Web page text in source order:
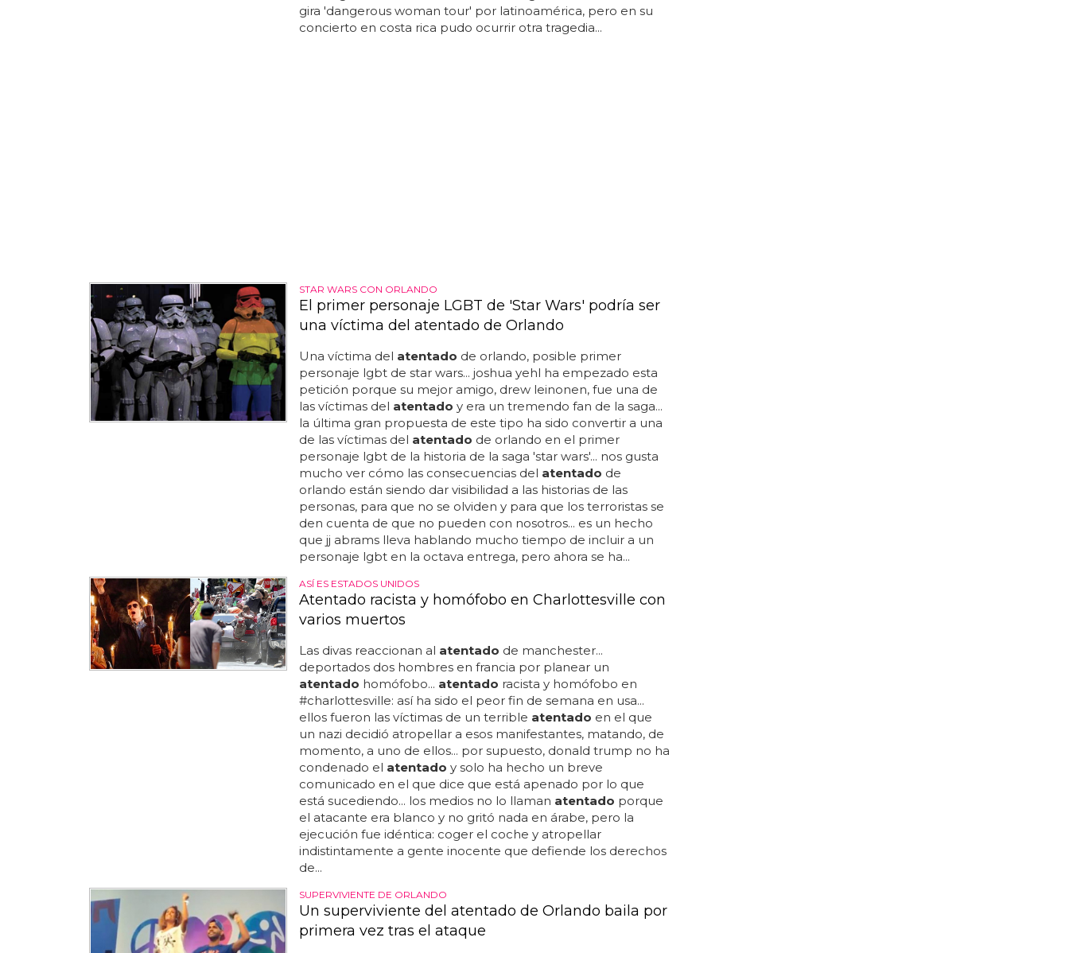
gira 'dangerous woman tour' por latinoamérica, pero en su
concierto en costa rica pudo ocurrir otra tragedia...
STAR WARS CON ORLANDO
El primer personaje LGBT de 'Star Wars' podría ser
una víctima del atentado de Orlando
Una víctima del atentado de orlando, posible primer
personaje lgbt de star wars... joshua yehl ha empezado esta
petición porque su mejor amigo, drew leinonen, fue una de
las víctimas del atentado y era un tremendo fan de la saga...
la última gran propuesta de este tipo ha sido convertir a una
de las víctimas del atentado de orlando en el primer
personaje lgbt de la historia de la saga 'star wars'... nos gusta
mucho ver cómo las consecuencias del atentado de
orlando están siendo dar visibilidad a las historias de las
personas, para que no se olviden y para que los terroristas se
den cuenta de que no pueden con nosotros... es un hecho
que jj abrams lleva hablando mucho tiempo de incluir a un
personaje lgbt en la octava entrega, pero ahora se ha...
ASÍ ES ESTADOS UNIDOS
Atentado racista y homófobo en Charlottesville con
varios muertos
Las divas reaccionan al atentado de manchester...
deportados dos hombres en francia por planear un
atentado homófobo... atentado racista y homófobo en
#charlottesville: así ha sido el peor fin de semana en usa...
ellos fueron las víctimas de un terrible atentado en el que
un nazi decidió atropellar a esos manifestantes, matando, de
momento, a uno de ellos... por supuesto, donald trump no ha
condenado el atentado y solo ha hecho un breve
comunicado en el que dice que está apenado por lo que
está sucediendo... los medios no lo llaman atentado porque
el atacante era blanco y no gritó nada en árabe, pero la
ejecución fue idéntica: coger el coche y atropellar
indistintamente a gente inocente que defiende los derechos
de...
SUPERVIVIENTE DE ORLANDO
Un superviviente del atentado de Orlando baila por
primera vez tras el ataque